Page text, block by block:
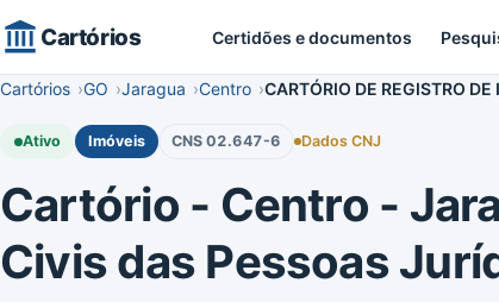
Cartórios Certidões e documentos
Cartórios GO Jaragua Centro CARTÓRIO DE REGISTRO
Ativo Imóveis CNS 02.647-6 Dados CNJ
Cartório - Centro -
Civis das Pessoas